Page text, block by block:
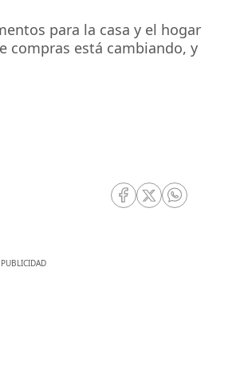
para la casa y el hogar
compras está cambiando, y
RRSS Facebook
RRSS Twitter
RRSS